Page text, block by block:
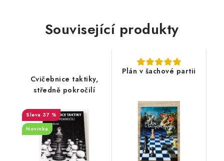
Související produkty
Cvičebnice taktiky,
středně pokročilí
37 %
Novinka
Plán v šachové partii